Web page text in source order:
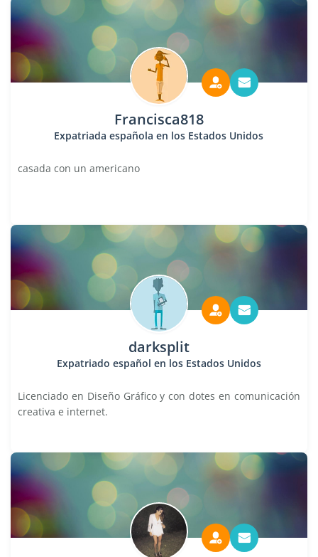
Francisca818
Expatriada española en los Estados Unidos
casada con un americano
darksplit
Expatriado español en los Estados Unidos
Licenciado en Diseño Gráfico y con dotes en comunicación
creativa e internet.